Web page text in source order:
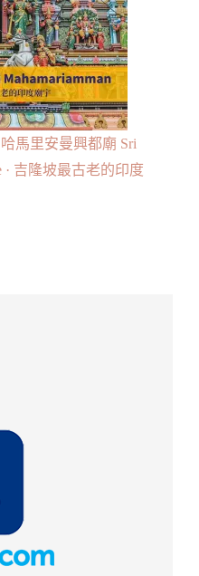
馬里安曼興都廟 Sri
· 吉隆坡最古老的印度